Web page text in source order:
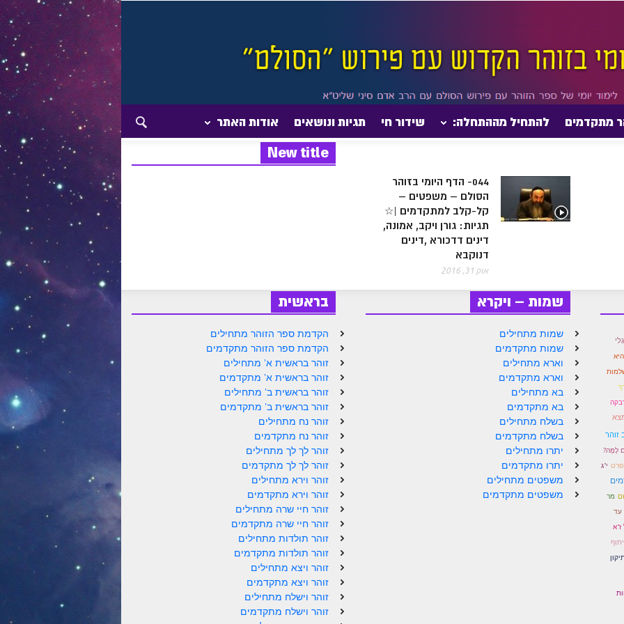
מתקדמים להתחיל מההתחלה: שידור חי תגיות ונושאים אודות האתר
New title
044- הדף היומי בזוהר
הסולם – משפטים –
קל-קלב למתקדמים |☆
תגיות: גורן ויקב, אמונה,
דינים דדכורא ,דינים
דנוקבא
אוק 31, 2016
בראשית
הקדמת ספר הזוהר מתחילים
הקדמת ספר הזוהר מתקדמים
זוהר בראשית א' מתחילים
זוהר בראשית א' מתקדמים
זוהר בראשית ב' מתחילים
זוהר בראשית ב' מתקדמים
זוהר נח מתחילים
זוהר נח מתקדמים
זוהר לך לך מתחילים
זוהר לך לך מתקדמים
זוהר וירא מתחילים
זוהר וירא מתקדמים
זוהר חיי שרה מתחילים
זוהר חיי שרה מתקדמים
זוהר תולדות מתחילים
זוהר תולדות מתקדמים
זוהר ויצא מתחילים
זוהר ויצא מתקדמים
זוהר וישלח מתחילים
זוהר וישלח מתקדמים
שמות – ויקרא
שמות מתחילים
שמות מתקדמים
וארא מתחילים
וארא מתקדמים
בא מתחילים
בא מתקדמים
בשלח מתחילים
בשלח מתקדמים
יתרו מתחילים
יתרו מתקדמים
משפטים מתחילים
משפטים מתקדמים
זוהר
לָמָּה?
י"ג
מר
עד
ז"א